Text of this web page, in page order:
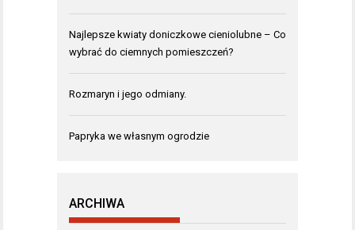
Najlepsze kwiaty doniczkowe cieniolubne – Co
wybrać do ciemnych pomieszczeń?
Rozmaryn i jego odmiany.
Papryka we własnym ogrodzie
ARCHIWA